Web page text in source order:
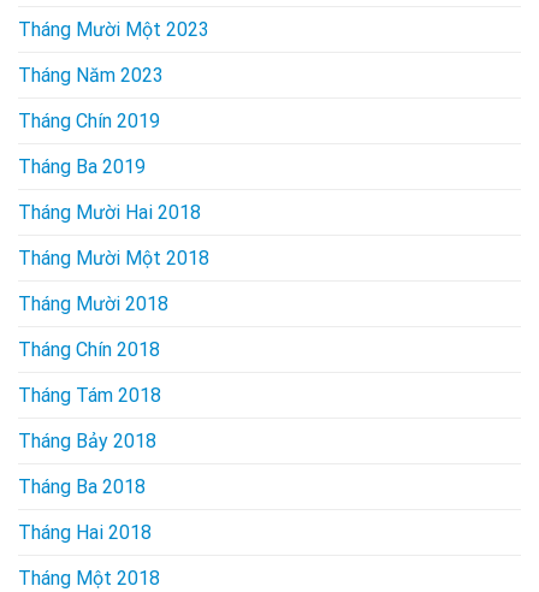
Tháng Mười Một 2023
Tháng Năm 2023
Tháng Chín 2019
Tháng Ba 2019
Tháng Mười Hai 2018
Tháng Mười Một 2018
Tháng Mười 2018
Tháng Chín 2018
Tháng Tám 2018
Tháng Bảy 2018
Tháng Ba 2018
Tháng Hai 2018
Tháng Một 2018